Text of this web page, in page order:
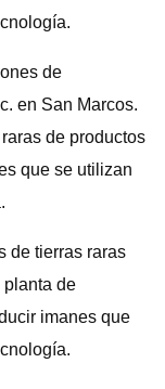
de
en San Marcos.
de productos
que se utilizan
de tierras raras
planta de
imanes que